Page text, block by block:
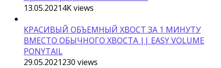
13.05.20214Kviews
КРАСИВЫЙ ОБЪЕМНЫЙ ХВОСТ ЗА 1 МИНУТУ
ВМЕСТО ОБЫЧНОГО ХВОСТА || EASY VOLUME
PONYTAIL
29.05.2021230 views